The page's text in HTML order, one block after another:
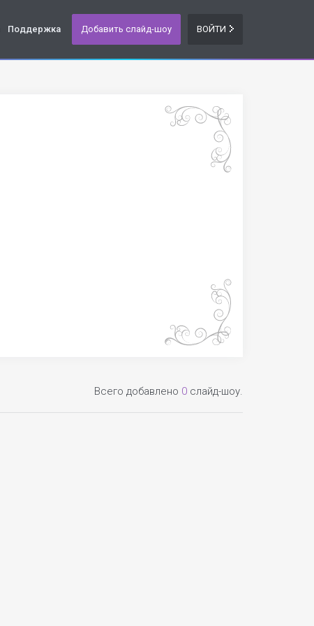
Поддержка Добавить слайд-шоу ВОЙТИ
Всего добавлено 0 слайд-шоу.